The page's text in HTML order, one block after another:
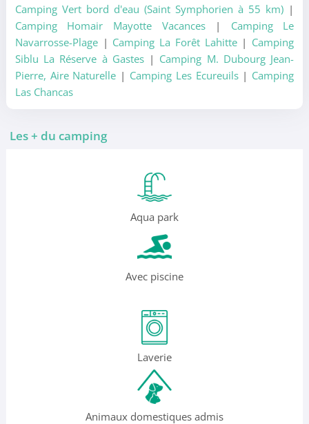
Camping Vert bord d'eau (Saint Symphorien à 55 km) |
Camping Homair Mayotte Vacances| Camping Le
Navarrosse-Plage| Camping La Forêt Lahitte| Camping
Siblu La Réserve à Gastes| Camping M. Dubourg Jean-
Pierre, Aire Naturelle | Camping Les Ecureuils| Camping
Las Chancas
Les + du camping
Aqua park
Avec piscine
Laverie
Animaux domestiques admis